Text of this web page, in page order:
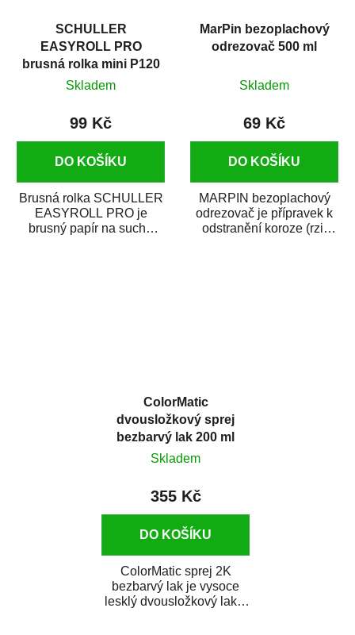
SCHULLER
EASYROLL PRO
brusná rolka mini P120
Skladem
99 Kč
DO KOŠÍKU
Brusná rolka SCHULLER
EASYROLL PRO je
brusný papír na suché
MarPin bezoplachový
odrezovač 500 ml
Skladem
69 Kč
DO KOŠÍKU
MARPIN bezoplachový
odrezovač je přípravek k
odstranění koroze (rzi)
ColorMatic
dvousložkový sprej
bezbarvý lak 200 ml
Skladem
355 Kč
DO KOŠÍKU
ColorMatic sprej 2K
bezbarvý lak je vysoce
lesklý dvousložkový lak s